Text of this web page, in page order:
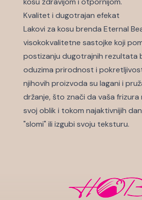
Kvalitet i dugotrajan efekat
Lakovi za kosu brenda Eternal
visokokvalitetne sastojke koji
postizanju dugotrajnih rezultata
oduzima prirodnost i
njihovih proizvoda su lagani i
držanje, što znači da vaša frizura
svoj oblik i tokom najaktivnijih
"slomi" ili izgubi svoju teksturu.